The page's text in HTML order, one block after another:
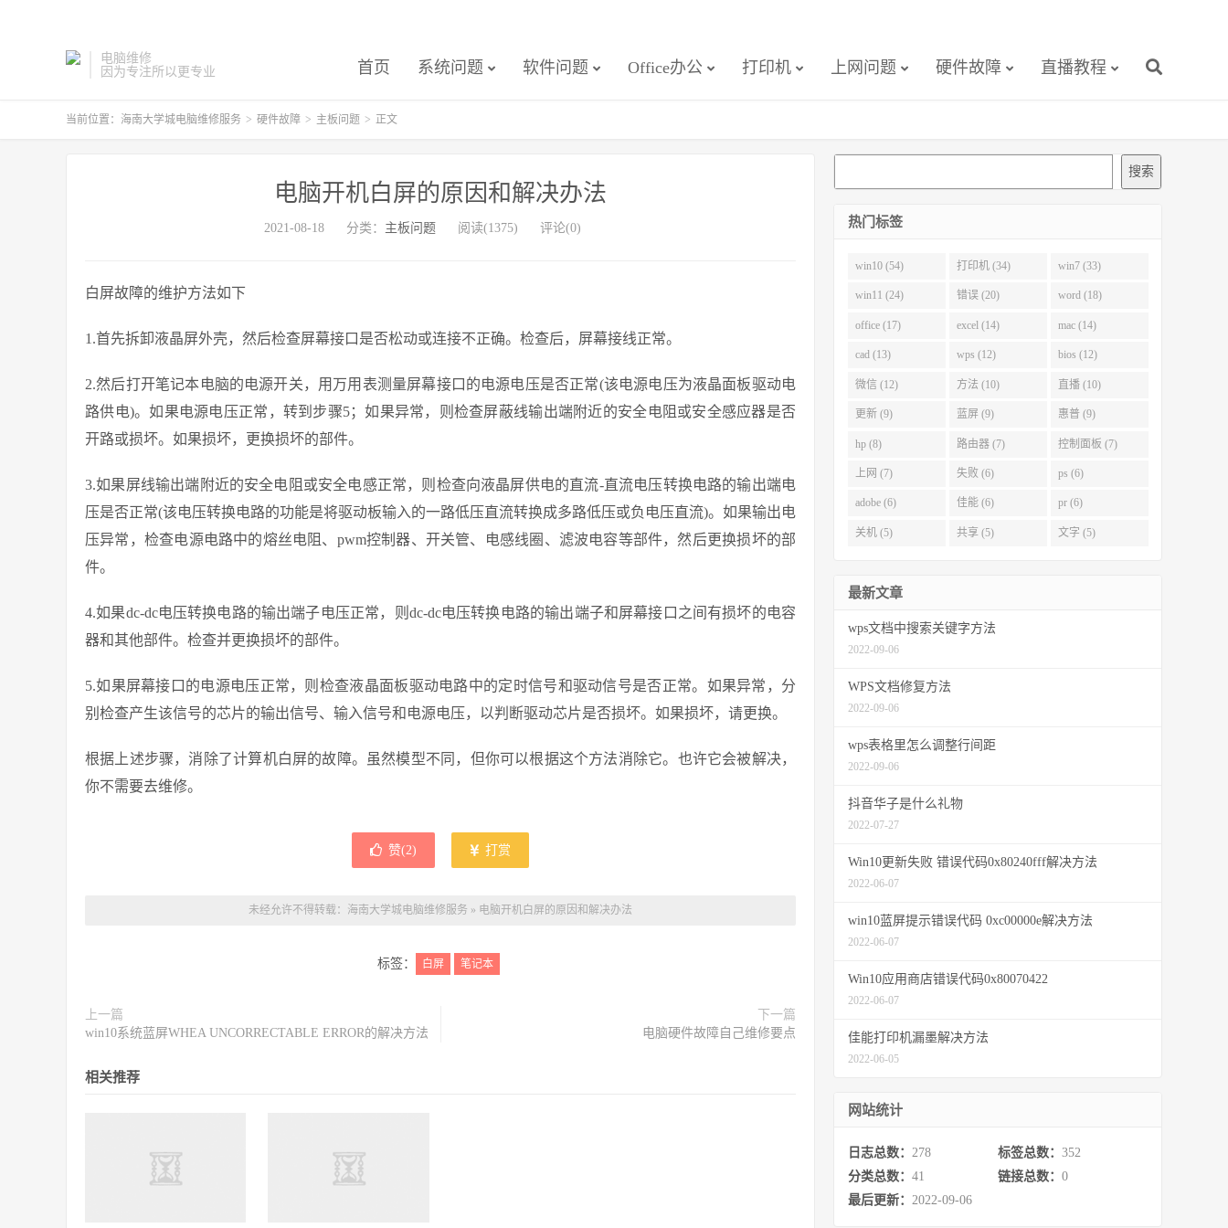
电脑维修
因为专注所以更专业
首页 系统问题 软件问题 Office办公 打印机 上网问题 硬件故障 直播教程
当前位置： 海南大学城电脑维修服务 > 硬件故障 > 主板问题 > 正文
电脑开机白屏的原因和解决办法
2021-08-18 分类： 主板问题 阅读(1375) 评论(0)
白屏故障的维护方法如下
1.首先拆卸液晶屏外壳，然后检查屏幕接口是否松动或连接不正确。检查后，屏幕接线正常。
2.然后打开笔记本电脑的电源开关，用万用表测量屏幕接口的电源电压是否正常(该电源电压为液晶面板驱动电
路供电)。如果电源电压正常，转到步骤5；如果异常，则检查屏蔽线输出端附近的安全电阻或安全感应器是否
开路或损坏。如果损坏，更换损坏的部件。
3.如果屏线输出端附近的安全电阻或安全电感正常，则检查向液晶屏供电的直流-直流电压转换电路的输出端电
压是否正常(该电压转换电路的功能是将驱动板输入的一路低压直流转换成多路低压或负电压直流)。如果输出电
压异常，检查电源电路中的熔丝电阻、pwm控制器、开关管、电感线圈、滤波电容等部件，然后更换损坏的部
件。
4.如果dc-dc电压转换电路的输出端子电压正常，则dc-dc电压转换电路的输出端子和屏幕接口之间有损坏的电容
器和其他部件。检查并更换损坏的部件。
5.如果屏幕接口的电源电压正常，则检查液晶面板驱动电路中的定时信号和驱动信号是否正常。如果异常，分
别检查产生该信号的芯片的输出信号、输入信号和电源电压，以判断驱动芯片是否损坏。如果损坏，请更换。
根据上述步骤，消除了计算机白屏的故障。虽然模型不同，但你可以根据这个方法消除它。也许它会被解决，
你不需要去维修。
赞(2) 打赏
未经允许不得转载： 海南大学城电脑维修服务 » 电脑开机白屏的原因和解决办法
标签： 白屏 笔记本
上一篇
win10系统蓝屏WHEA UNCORRECTABLE ERROR的解决方法
下一篇
电脑硬件故障自己维修要点
相关推荐
搜索
热门标签
win10 (54) 打印机 (34) win7 (33)
win11 (24) 错误 (20) word (18)
office (17) excel (14) mac (14)
cad (13) wps (12) bios (12)
微信 (12) 方法 (10) 直播 (10)
更新 (9) 蓝屏 (9) 惠普 (9)
hp (8) 路由器 (7) 控制面板 (7)
上网 (7) 失败 (6) ps (6)
adobe (6) 佳能 (6) pr (6)
关机 (5) 共享 (5) 文字 (5)
最新文章
wps文档中搜索关键字方法
2022-09-06
WPS文档修复方法
2022-09-06
wps表格里怎么调整行间距
2022-09-06
抖音华子是什么礼物
2022-07-27
Win10更新失败 错误代码0x80240fff解决方法
2022-06-07
win10蓝屏提示错误代码 0xc00000e解决方法
2022-06-07
Win10应用商店错误代码0x80070422
2022-06-07
佳能打印机漏墨解决方法
2022-06-05
网站统计
日志总数： 278 标签总数： 352
分类总数： 41 链接总数： 0
最后更新： 2022-09-06